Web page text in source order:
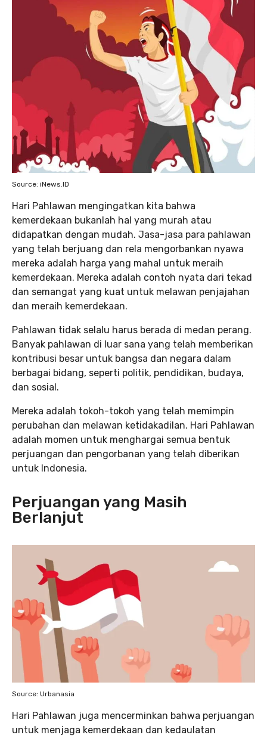
Source: iNews.ID
Hari Pahlawan mengingatkan kita bahwa
kemerdekaan bukanlah hal yang murah atau
didapatkan dengan mudah. Jasa-jasa para pahlawan
yang telah berjuang dan rela mengorbankan nyawa
mereka adalah harga yang mahal untuk meraih
kemerdekaan. Mereka adalah contoh nyata dari tekad
dan semangat yang kuat untuk melawan penjajahan
dan meraih kemerdekaan.
Pahlawan tidak selalu harus berada di medan perang.
Banyak pahlawan di luar sana yang telah memberikan
kontribusi besar untuk bangsa dan negara dalam
berbagai bidang, seperti politik, pendidikan, budaya,
dan sosial.
Mereka adalah tokoh-tokoh yang telah memimpin
perubahan dan melawan ketidakadilan. Hari Pahlawan
adalah momen untuk menghargai semua bentuk
perjuangan dan pengorbanan yang telah diberikan
untuk Indonesia.
Perjuangan yang Masih
Berlanjut
Source: Urbanasia
Hari Pahlawan juga mencerminkan bahwa perjuangan
untuk menjaga kemerdekaan dan kedaulatan